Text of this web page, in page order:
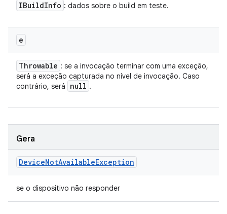
IBuildInfo : dados sobre o build em teste.
e
Throwable : se a invocação terminar com uma exceção,
será a exceção capturada no nível de invocação. Caso
contrário, será
null .
Gera
DeviceNotAvailableException
se o dispositivo não responder